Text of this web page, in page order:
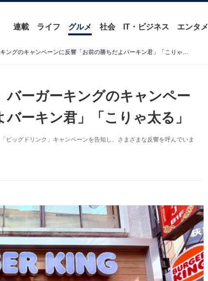
連載 ライフ グルメ 社会 IT・ビジネス エンタメ
「マックの真似してて草」バーガーキングのキャンペーンに反響「お前の勝ちだよバーキン君」「こりゃ太る」
バーガーキングのキャンペー
ーキン君」「こりゃ太る」
ビッグドリンク」キャンペーンを告知し、さまざまな反響を呼んでいま